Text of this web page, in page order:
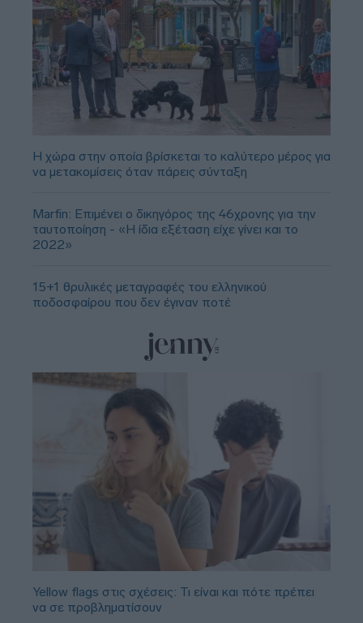
Η χώρα στην οποία βρίσκεται το καλύτερο μέρος για
να μετακομίσεις όταν πάρεις σύνταξη
Marfin: Επιμένει ο δικηγόρος της 46χρονης για την
ταυτοποίηση - «Η ίδια εξέταση είχε γίνει και το
2022»
15+1 θρυλικές μεταγραφές του ελληνικού
ποδοσφαίρου που δεν έγιναν ποτέ
Yellow flags στις σχέσεις: Τι είναι και πότε πρέπει
να σε προβληματίσουν